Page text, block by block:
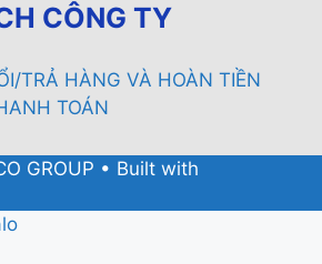
CÔNG TY
TRẢ HÀNG VÀ HOÀN TIỀN
TOÁN
GROUP • Built with